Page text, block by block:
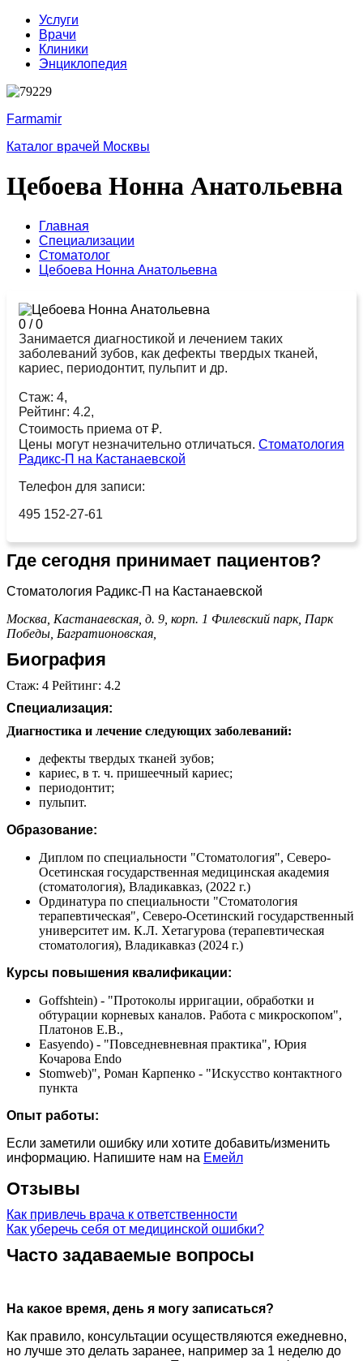
Услуги
Врачи
Клиники
Энциклопедия
Farmamir
Каталог врачей Москвы
Цебоева Нонна Анатольевна
Главная
Специализации
Стоматолог
Цебоева Нонна Анатольевна
0 /0
Занимается диагностикой и лечением таких
заболеваний зубов, как дефекты твердых тканей,
кариес, периодонтит, пульпит и др.
Стаж: 4,
Рейтинг: 4.2,
Стоимость приема от ₽.
Цены могут незначительно отличаться. Стоматология
Радикс-П на Кастанаевской
Телефон для записи:
495 152-27-61
Где сегодня принимает пациентов?
Стоматология Радикс-П на Кастанаевской
Москва, Кастанаевская, д. 9, корп. 1 Филевский парк, Парк
Победы, Багратионовская,
Биография
Стаж: 4 Рейтинг: 4.2
Специализация:
Диагностика и лечение следующих заболеваний:
дефекты твердых тканей зубов;
кариес, в т. ч. пришеечный кариес;
периодонтит;
пульпит.
Образование:
Диплом по специальности "Стоматология", Северо-
Осетинская государственная медицинская академия
(стоматология), Владикавказ, (2022 г.)
Ординатура по специальности "Стоматология
терапевтическая", Северо-Осетинский государственный
университет им. К.Л. Хетагурова (терапевтическая
стоматология), Владикавказ (2024 г.)
Курсы повышения квалификации:
Goffshtein) - "Протоколы ирригации, обработки и
обтурации корневых каналов. Работа с микроскопом",
Платонов Е.В.,
Easyendo) - "Повседневневная практика", Юрия
Кочарова Endo
Stomweb)", Роман Карпенко - "Искусство контактного
пункта
Опыт работы:
Если заметили ошибку или хотите добавить/изменить
информацию. Напишите нам на Емейл
Отзывы
Как привлечь врача к ответственности
Как уберечь себя от медицинской ошибки?
Часто задаваемые вопросы
На какое время, день я могу записаться?
Как правило, консультации осуществляются ежедневно,
но лучше это делать заранее, например за 1 неделю до